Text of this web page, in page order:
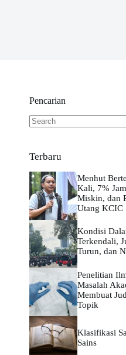
Pencarian
Terbaru
Menhut
Kali, 7%
Miskin, dan
Utang KCIC
Kondisi
Terkendali,
Turun, dan
Penelitian
Masalah
Membuat
Topik
Klasifikasi
Sains